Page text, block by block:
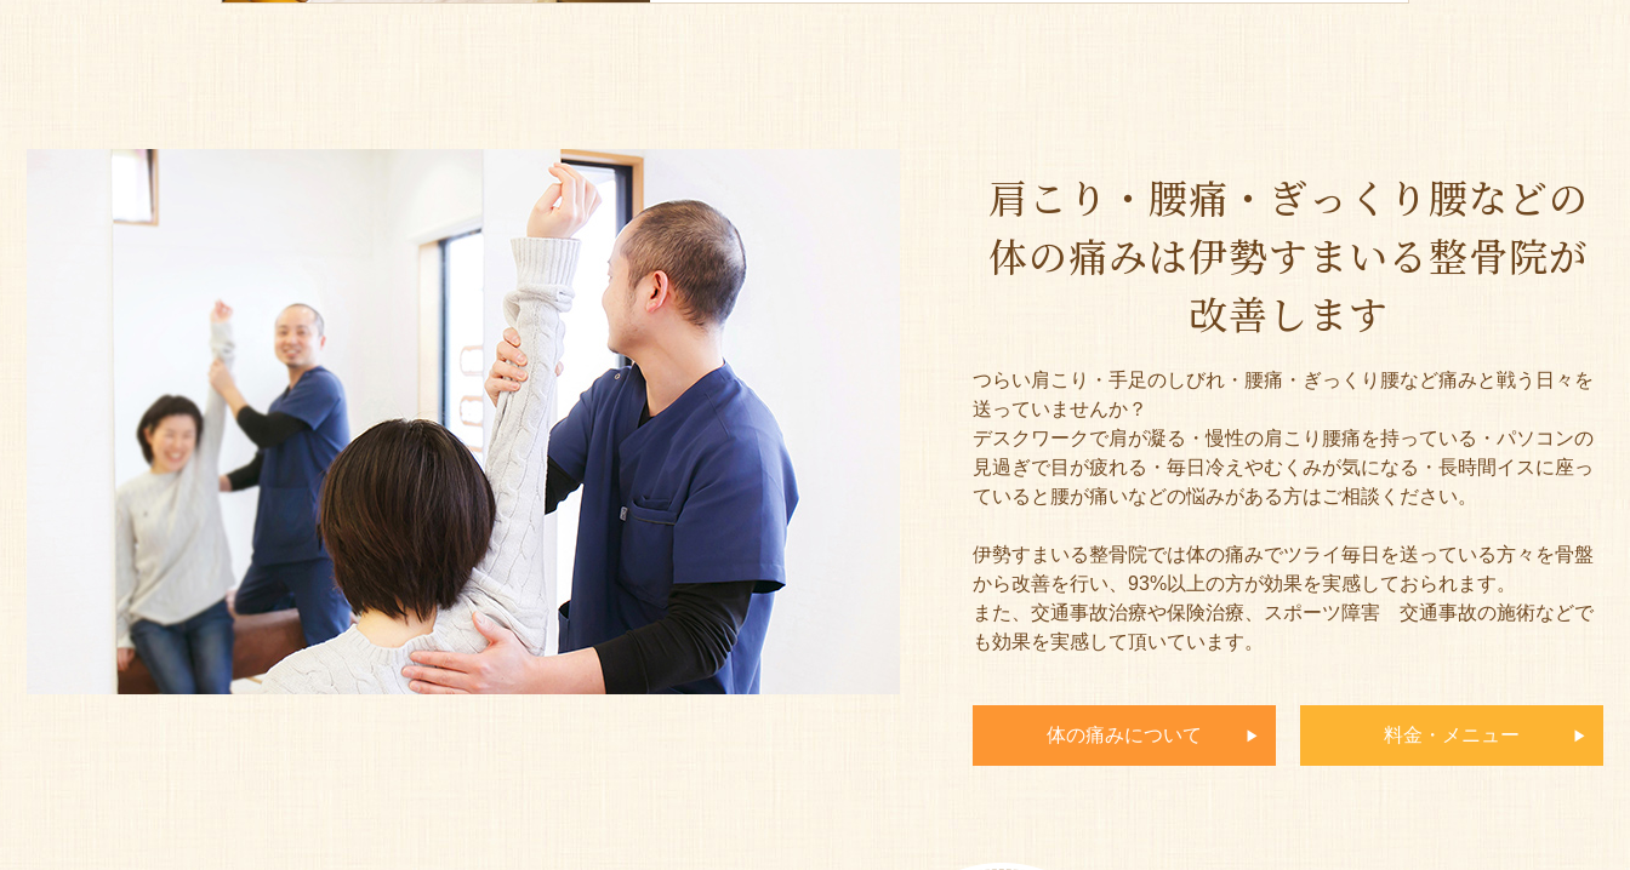
肩こり・腰痛・ぎっくり腰などの
体の痛みは伊勢すまいる整骨院が
改善します
つらい肩こり・手足のしびれ・腰痛・ぎっくり腰など痛みと戦う日々を
送っていませんか？
デスクワークで肩が凝る・慢性の肩こり腰痛を持っている・パソコンの
見過ぎで目が疲れる・毎日冷えやむくみが気になる・長時間イスに座っ
ていると腰が痛いなどの悩みがある方はご相談ください。
伊勢すまいる整骨院では体の痛みでツライ毎日を送っている方々を骨盤
から改善を行い、93%以上の方が効果を実感しておられます。
また、交通事故治療や保険治療、スポーツ障害 交通事故の施術などで
も効果を実感して頂いています。
体の痛みについて 料金・メニュー